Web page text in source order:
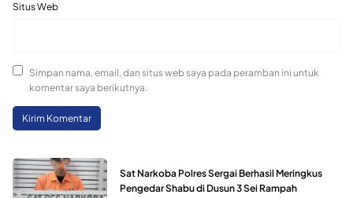
Situs Web
Simpan nama, email, dan situs web saya pada peramban ini untuk
komentar saya berikutnya.
Sat Narkoba Polres Sergai Berhasil Meringkus
Pengedar Shabu di Dusun 3 Sei Rampah